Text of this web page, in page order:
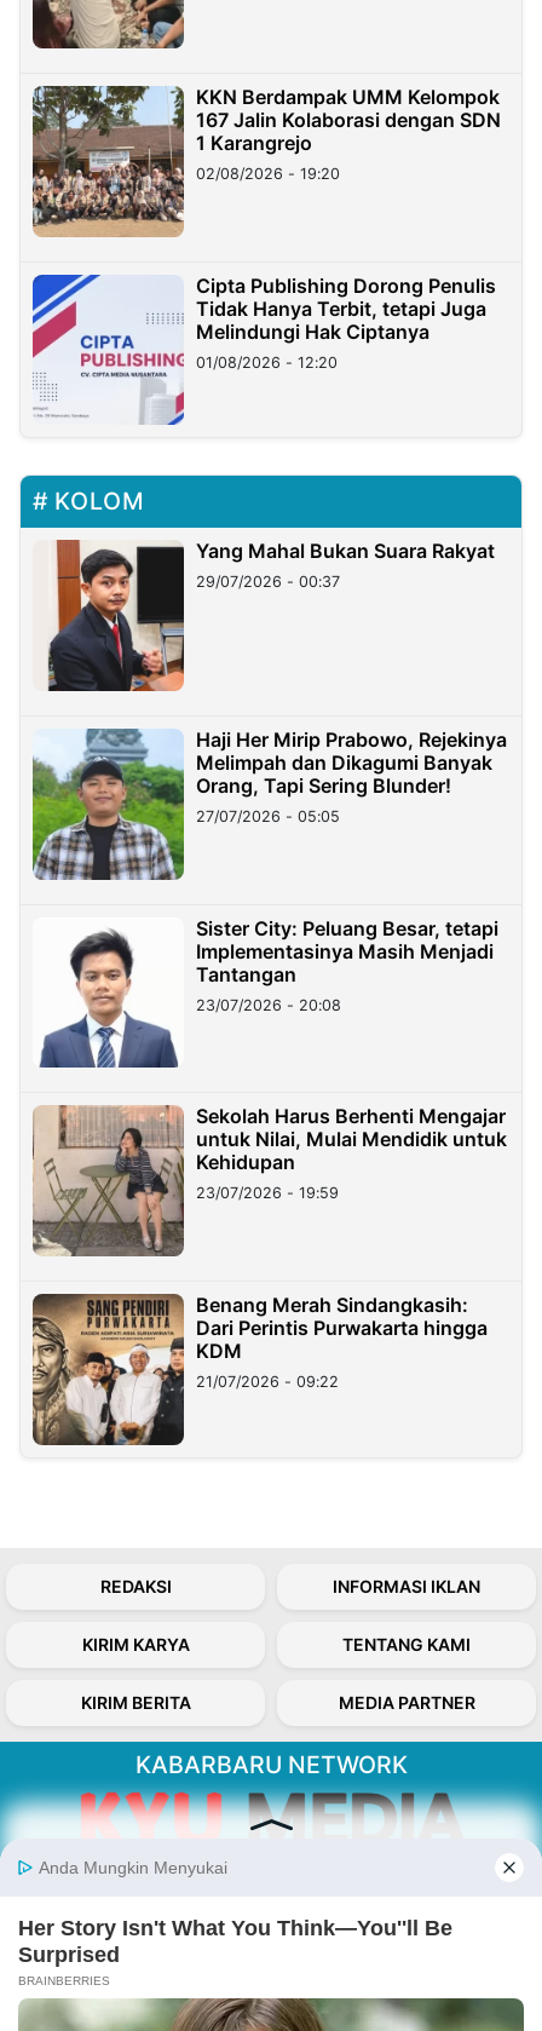
KKN Berdampak UMM Kelompok
167 Jalin Kolaborasi dengan SDN
1 Karangrejo
02/08/2026 - 19:20
Cipta Publishing Dorong Penulis
Tidak Hanya Terbit, tetapi Juga
Melindungi Hak Ciptanya
01/08/2026 - 12:20
KOLOM
Yang Mahal Bukan Suara Rakyat
29/07/2026 - 00:37
Haji Her Mirip Prabowo, Rejekinya
Melimpah dan Dikagumi Banyak
Orang, Tapi Sering Blunder!
27/07/2026 - 05:05
Sister City: Peluang Besar, tetapi
Implementasinya Masih Menjadi
Tantangan
23/07/2026 - 20:08
Sekolah Harus Berhenti Mengajar
untuk Nilai, Mulai Mendidik untuk
Kehidupan
23/07/2026 - 19:59
Benang Merah Sindangkasih:
Dari Perintis Purwakarta hingga
KDM
21/07/2026 - 09:22
REDAKSI INFORMASI IKLAN
KIRIM KARYA TENTANG KAMI
KIRIM BERITA MEDIA PARTNER
KABARBARU NETWORK